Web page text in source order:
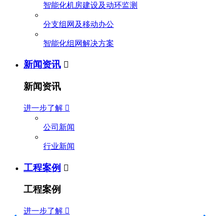
智能化机房建设及动环监测
分支组网及移动办公
智能化组网解决方案
新闻资讯 
新闻资讯
进一步了解 
公司新闻
行业新闻
工程案例 
工程案例
进一步了解 